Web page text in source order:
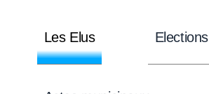
Les Elus Elections